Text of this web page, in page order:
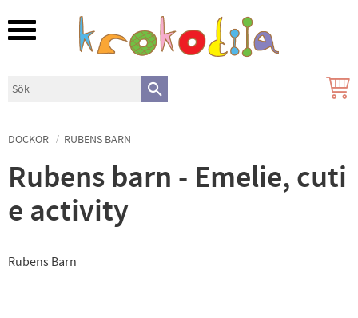
Meny
DOCKOR RUBENS BARN
Rubens barn - Emelie, cuti
e activity
Rubens Barn